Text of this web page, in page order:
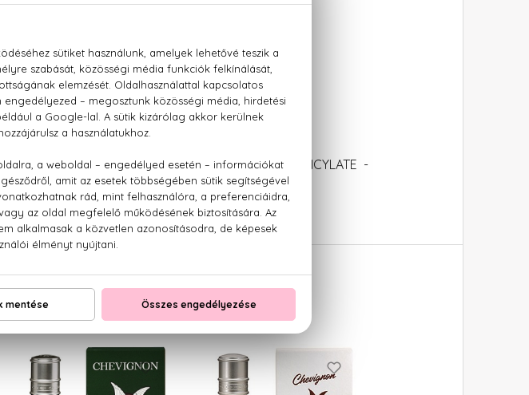
/ AQUA - LINALOOL - LIMONENE - BENZYL SALICYLATE -